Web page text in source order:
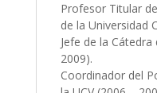
Profesor Titular
de la Universidad
Jefe de la
2009).
Coordinador del